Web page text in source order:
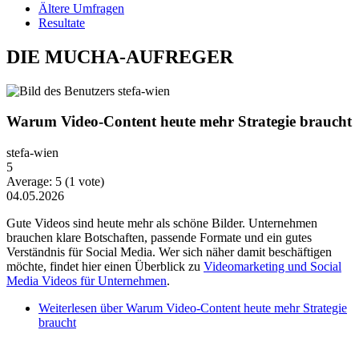
Ältere Umfragen
Resultate
DIE MUCHA-AUFREGER
Warum Video-Content heute mehr Strategie braucht
stefa-wien
5
Average: 5 (1 vote)
04.05.2026
Gute Videos sind heute mehr als schöne Bilder. Unternehmen
brauchen klare Botschaften, passende Formate und ein gutes
Verständnis für Social Media. Wer sich näher damit beschäftigen
möchte, findet hier einen Überblick zu Videomarketing und Social
Media Videos für Unternehmen.
Weiterlesen über Warum Video-Content heute mehr Strategie
braucht